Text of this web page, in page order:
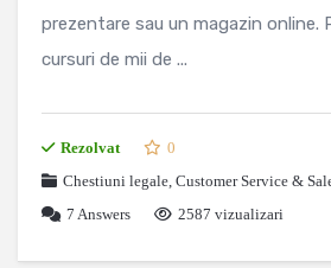
prezentare sau un magazin online.
cursuri de mii de ...
Rezolvat
0
Chestiuni legale, Customer Service &
7 Answers 2587 vizualizari